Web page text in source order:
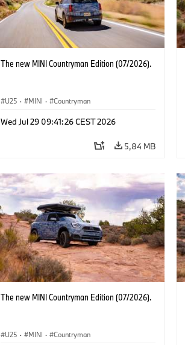
The new MINI Countryman Edition (07/2026).
U25 · MINI · Countryman
Wed Jul 29 09:41:26 CEST 2026
5,84 MB
The new MINI Countryman Edition (07/2026).
U25 · MINI · Countryman